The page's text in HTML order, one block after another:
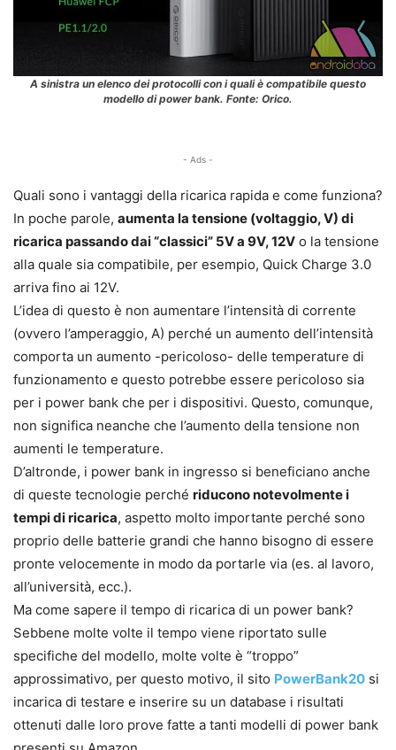
A sinistra un elenco dei protocolli con i quali è compatibile questo
modello di power bank. Fonte: Orico.
- Ads -
Quali sono i vantaggi della ricarica rapida e come funziona?
In poche parole, aumenta la tensione (voltaggio,V) di
ricarica passando dai “classici” 5V a 9V, 12V o la tensione
alla quale sia compatibile, per esempio, Quick Charge 3.0
arriva fino ai 12V.
L’idea di questo è non aumentare l’intensità di corrente
(ovvero l’amperaggio, A) perché un aumento dell’intensità
comporta un aumento -pericoloso- delle temperature di
funzionamento e questo potrebbe essere pericoloso sia
per i power bank che per i dispositivi. Questo, comunque,
non significa neanche che l’aumento della tensione non
aumenti le temperature.
D’altronde, i power bank in ingresso si beneficiano anche
di queste tecnologie perché riducono notevolmentei
tempi di ricarica, aspetto molto importante perché sono
proprio delle batterie grandi che hanno bisogno di essere
pronte velocemente in modo da portarle via (es. al lavoro,
all’università, ecc.).
Ma come sapere il tempo di ricarica di un power bank?
Sebbene molte volte il tempo viene riportato sulle
specifiche del modello, molte volte è “troppo”
approssimativo, per questo motivo, il sito PowerBank20 si
incarica di testare e inserire su un database i risultati
ottenuti dalle loro prove fatte a tanti modelli di power bank